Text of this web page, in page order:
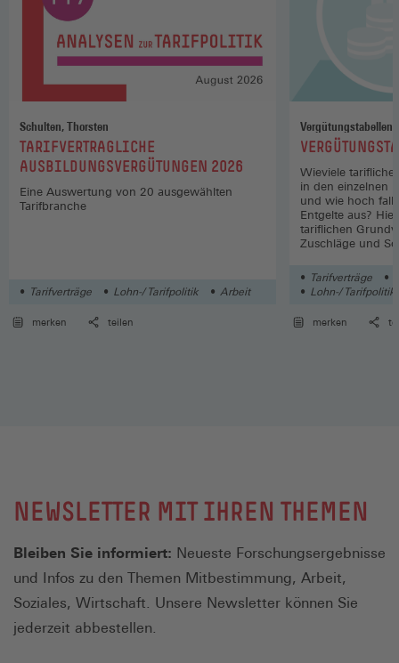
Schulten, Thorsten
:
TARIFVERTRAGLICHE
AUSBILDUNGSVERGÜTUNGEN 2026
Eine Auswertung von 20 ausgewählten
Tarifbranche
Tarifverträge Lohn-/ Tarifpolitik Arbeit
merken teilen
Vergütungstabellen
:
Wieviele
in den einzelnen
und wie hoch
Entgelte aus?
tariflichen
Zuschläge und
Tarifverträge
Lohn-/ Tarifpolitik
merken
NEWSLETTER MIT IHREN THEMEN
Bleiben Sie informiert: Neueste Forschungsergebnisse
und Infos zu den Themen Mitbestimmung, Arbeit,
Soziales, Wirtschaft. Unsere Newsletter können Sie
jederzeit abbestellen.